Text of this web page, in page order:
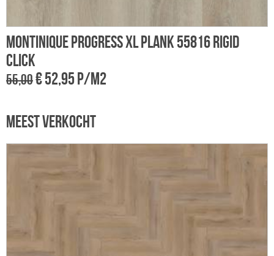
Montinique Progress XL plank 55816 Rigid
Click
55,00€ 52,95 p/m2
MEEST VERKOCHT